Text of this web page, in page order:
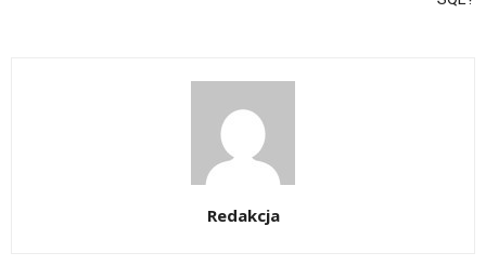
Redakcja